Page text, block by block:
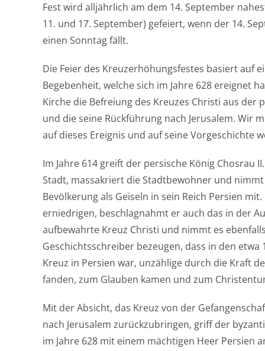
Fest wird alljährlich am dem 14. September
11. und 17. September) gefeiert, wenn der 14.
einen Sonntag fällt.
Die Feier des Kreuzerhöhungsfestes basiert auf
Begebenheit, welche sich im Jahre 628 ereignet
Kirche die Befreiung des Kreuzes Christi aus der
und die seine Rückführung nach Jerusalem. Wir
auf dieses Ereignis und auf seine Vorgeschichte
Im Jahre 614 greift der persische König Chosrau
Stadt, massakriert die Stadtbewohner und
Bevölkerung als Geiseln in sein Reich Persien
erniedrigen, beschlagnahmt er auch das in der
aufbewahrte Kreuz Christi und nimmt es
Geschichtsschreiber bezeugen, dass in den etwa
Kreuz in Persien war, unzählige durch die Kraft
fanden, zum Glauben kamen und zum
Mit der Absicht, das Kreuz von der
nach Jerusalem zurückzubringen, griff der
im Jahre 628 mit einem mächtigen Heer Persien